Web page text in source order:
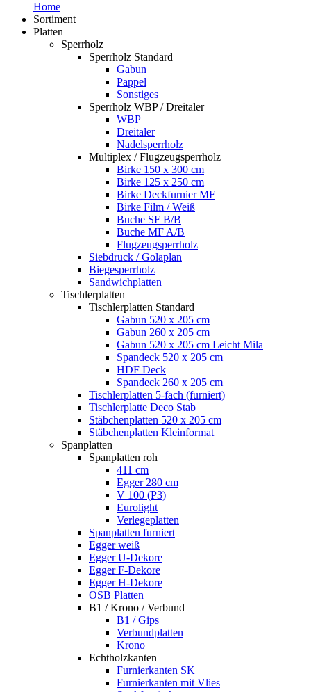
Home
Sortiment
Platten
Sperrholz
Sperrholz Standard
Gabun
Pappel
Sonstiges
Sperrholz WBP / Dreitaler
WBP
Dreitaler
Nadelsperrholz
Multiplex / Flugzeugsperrholz
Birke 150 x 300 cm
Birke 125 x 250 cm
Birke Deckfurnier MF
Birke Film / Weiß
Buche SF B/B
Buche MF A/B
Flugzeugsperrholz
Siebdruck / Golaplan
Biegesperrholz
Sandwichplatten
Tischlerplatten
Tischlerplatten Standard
Gabun 520 x 205 cm
Gabun 260 x 205 cm
Gabun 520 x 205 cm Leicht Mila
Spandeck 520 x 205 cm
HDF Deck
Spandeck 260 x 205 cm
Tischlerplatten 5-fach (furniert)
Tischlerplatte Deco Stab
Stäbchenplatten 520 x 205 cm
Stäbchenplatten Kleinformat
Spanplatten
Spanplatten roh
411 cm
Egger 280 cm
V 100 (P3)
Eurolight
Verlegeplatten
Spanplatten furniert
Egger weiß
Egger U-Dekore
Egger F-Dekore
Egger H-Dekore
OSB Platten
B1 / Krono / Verbund
B1 / Gips
Verbundplatten
Krono
Echtholzkanten
Furnierkanten SK
Furnierkanten mit Vlies